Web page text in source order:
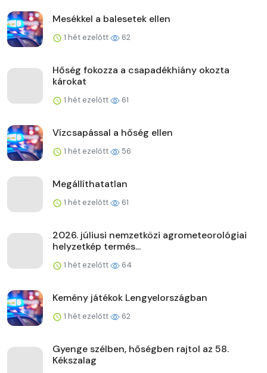
Mesékkel a balesetek ellen
1 hét ezelőtt 62
Hőség fokozza a csapadékhiány okozta
károkat
1 hét ezelőtt 61
Vízcsapással a hőség ellen
1 hét ezelőtt 56
Megállíthatatlan
1 hét ezelőtt 61
2026. júliusi nemzetközi agrometeorológiai
helyzetkép termés...
1 hét ezelőtt 64
Kemény játékok Lengyelországban
1 hét ezelőtt 62
Gyenge szélben, hőségben rajtol az 58.
Kékszalag